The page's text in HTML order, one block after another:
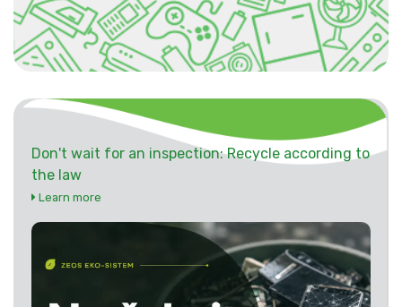
Don't wait for an inspection: Recycle according to
the law
Learn more